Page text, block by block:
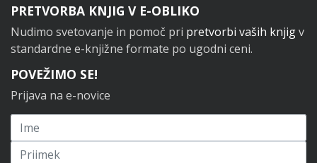
PRETVORBA KNJIG V E-OBLIKO
Nudimo svetovanje in pomoč pri pretvorbi vaših knjigv
standardne e-knjižne formate po ugodni ceni.
POVEŽIMO SE!
Prijava na e-novice